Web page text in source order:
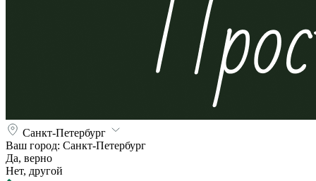
Санкт-Петербург
Ваш город: Санкт-Петербург
Да, верно
Нет, другой